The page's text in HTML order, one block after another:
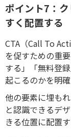
ポイント7：
すく配置する
CTA（Call To
を促すための重
する」「無料登
起こるのかを明
他の要素に埋も
と認識できるデ
きる位置に配置